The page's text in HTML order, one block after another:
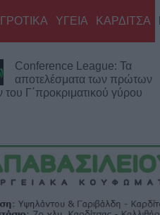
ΥΓΕΙΑ ΚΑΡΔΙΤΣΑ
Conference League: Τα
αποτελέσματα των πρώτων
Γ΄προκριματικού γύρου